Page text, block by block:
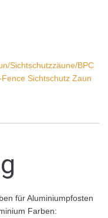
Sichtschutzzäune/BPC
Sichtschutz Zaun
für Aluminiumpfosten
Farben: